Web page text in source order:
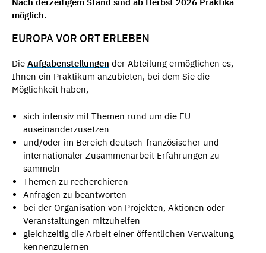
möglich.
EUROPA VOR ORT ERLEBEN
Die Aufgabenstellungen der Abteilung ermöglichen es,
Ihnen ein Praktikum anzubieten, bei dem Sie die
Möglichkeit haben,
sich intensiv mit Themen rund um die EU
auseinanderzusetzen
und/oder im Bereich deutsch-französischer und
internationaler Zusammenarbeit Erfahrungen zu
sammeln
Themen zu recherchieren
Anfragen zu beantworten
bei der Organisation von Projekten, Aktionen oder
Veranstaltungen mitzuhelfen
gleichzeitig die Arbeit einer öffentlichen Verwaltung
kennenzulernen